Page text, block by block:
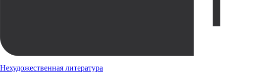
Нехудожественная литература